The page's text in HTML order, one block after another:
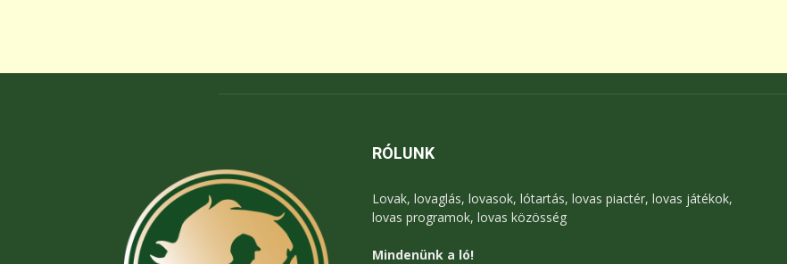
RÓLUNK
Lovak, lovaglás, lovasok, lótartás, lovas piactér, lovas játékok,
lovas programok, lovas közösség
Mindenünk a ló!